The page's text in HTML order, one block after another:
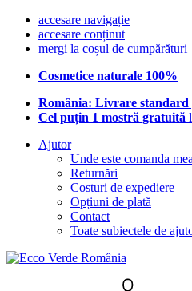
accesare navigație
accesare conținut
mergi la coșul de cumpărături
Cosmetice naturale 100%
România: Livrare standard
Cel puțin 1 mostră gratuită
Ajutor
Unde este comanda
Returnări
Costuri de expediere
Opțiuni de plată
Contact
Toate subiectele de